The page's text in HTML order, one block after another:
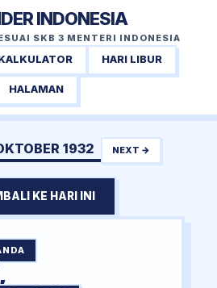
INDONESIA
SKB 3 MENTERI INDONESIA
HARI LIBUR
HALAMAN
1932 NEXT →
KE HARI INI